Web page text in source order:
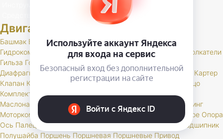
Инструменты, спец. литература
Средства индивидуальной защиты
Двигатель
Башмак Блок Вал Валик Венец Вкладыш Втулка Втулки
Гидрокомпенсатор
Гидронатяжитель Гидроопора
Гидротолкатели
Гильза Головка
Диафрагма
Дроссель Дроссельный Заглушка Звездочка
Картер
Клапан Клапана Кожух Коленвал Коллектор Кольца
Кольцо
Комплект
Коромысло Корпус Кран Кронштейн Крышка
Маслонасос
Маслоотражатель Маховик Механизм
Молдинг
Моторкомплект
Муфта Набор Насос Натяжитель Натяжное Опора
Ось Палец Патрубки Переходник Пластина Подушка
Подшипник
Полушайба Поршень Поршневая Поршневые Привод